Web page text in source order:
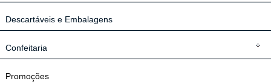
Descartáveis e Embalagens
Confeitaria
Promoções